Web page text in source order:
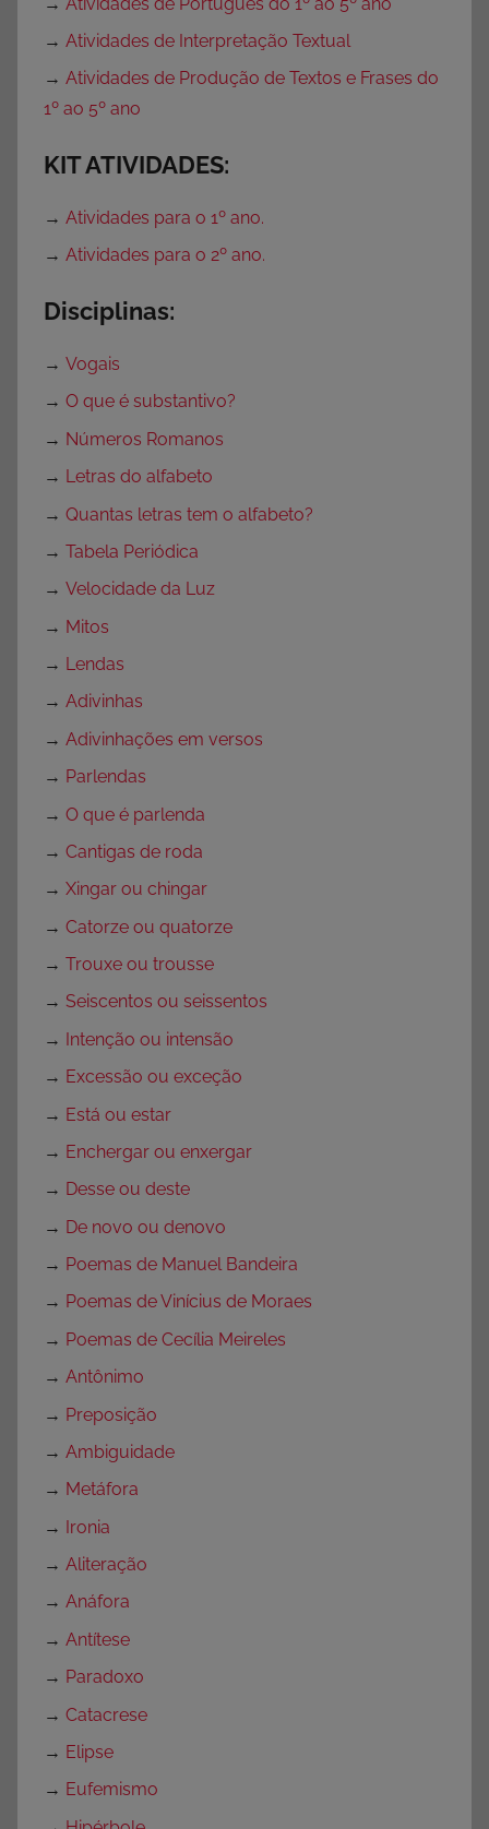
→ Atividades de Interpretação Textual
→ Atividades de Produção de Textos e Frases do
1º ao 5º ano
KIT ATIVIDADES:
→ Atividades para o 1º ano.
→ Atividades para o 2º ano.
Disciplinas:
→ Vogais
→ O que é substantivo?
→ Números Romanos
→ Letras do alfabeto
→ Quantas letras tem o alfabeto?
→ Tabela Periódica
→ Velocidade da Luz
→ Mitos
→ Lendas
→ Adivinhas
→ Adivinhações em versos
→ Parlendas
→ O que é parlenda
→ Cantigas de roda
→ Xingar ou chingar
→ Catorze ou quatorze
→ Trouxe ou trousse
→ Seiscentos ou seissentos
→ Intenção ou intensão
→ Excessão ou exceção
→ Está ou estar
→ Enchergar ou enxergar
→ Desse ou deste
→ De novo ou denovo
→ Poemas de Manuel Bandeira
→ Poemas de Vinícius de Moraes
→ Poemas de Cecília Meireles
→ Antônimo
→ Preposição
→ Ambiguidade
→ Metáfora
→ Ironia
→ Aliteração
→ Anáfora
→ Antítese
→ Paradoxo
→ Catacrese
→ Elipse
→ Eufemismo